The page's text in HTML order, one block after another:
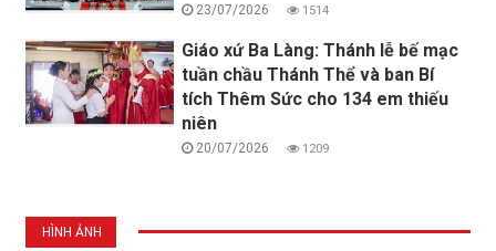
23/07/2026 1514
Giáo xứ Ba Làng: Thánh lễ bế mạc
tuần chầu Thánh Thể và ban Bí
tích Thêm Sức cho 134 em thiếu
niên
20/07/2026 1209
HÌNH ẢNH